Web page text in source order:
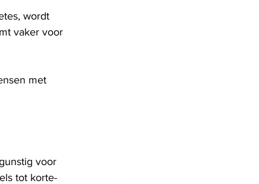
wordt
vaker voor
met
voor
tot korte-